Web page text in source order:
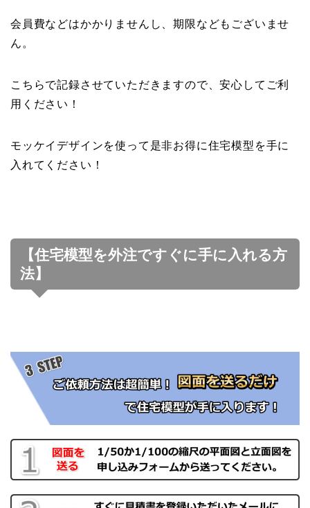
会員費などはかかりませんし、期限などもございませ
ん。
こちらで記録させていただきますので、安心してご利
用ください！
モッケイデザインを使って是非お得に住宅模型を手に
入れてください！
【住宅模型を外注ですぐに手に入れる方
法】